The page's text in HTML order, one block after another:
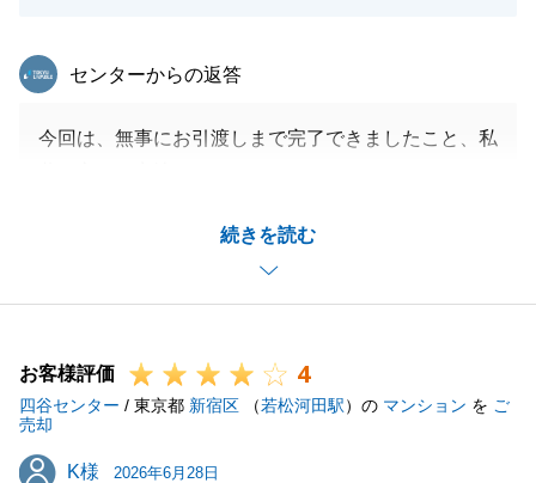
続きを読む
東急リバブル
センターからの返答
今回は、無事にお引渡しまで完了できましたこと、私
でき、M様のお役に立てたことを大変光栄に存じま
また何か不動産に関してお困り事や、周囲でお悩みの
けいただけますと幸いです。
今後ともよろしくお願い申し上げます。
お客様評価 4
四谷センター / 東京都 新宿区 （若松河田駅）の マンション を ご
売却
K様
K様 2026年6月28日